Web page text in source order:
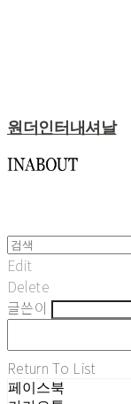
원더인터내셔날
Edit
Delete
글쓴이
Return To List
페이스북